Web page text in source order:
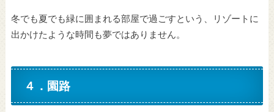
冬でも夏でも緑に囲まれる部屋で過ごすという、リゾートに
出かけたような時間も夢ではありません。
４．園路